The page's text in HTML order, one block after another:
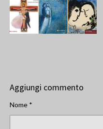
Aggiungi commento
Nome *